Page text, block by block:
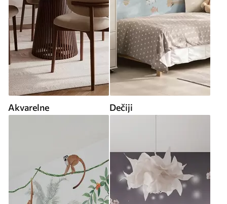
Akvarelne Dečiji